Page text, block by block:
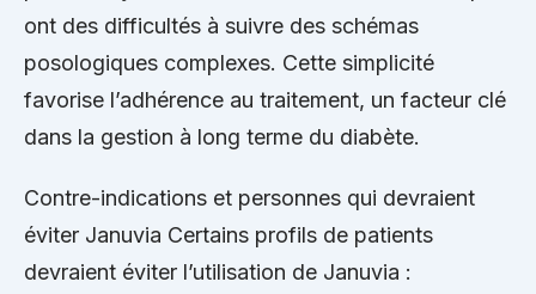
ont des difficultés à suivre des schémas
posologiques complexes. Cette simplicité
favorise l’adhérence au traitement, un facteur clé
dans la gestion à long terme du diabète.
Contre-indications et personnes qui devraient
éviter Januvia Certains profils de patients
devraient éviter l’utilisation de Januvia :